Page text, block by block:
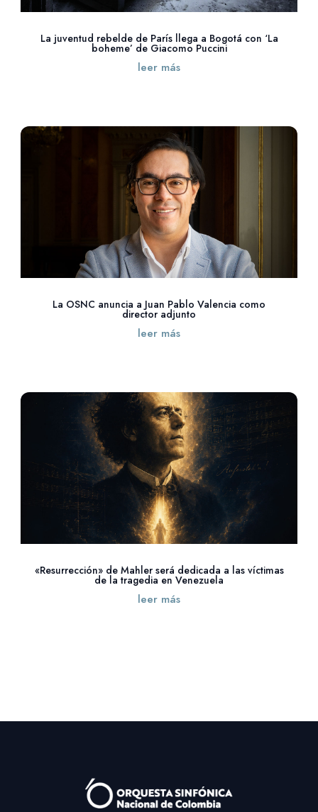
La juventud rebelde de París llega a Bogotá con ‘La
boheme’ de Giacomo Puccini
leer más
La OSNC anuncia a Juan Pablo Valencia como
director adjunto
leer más
«Resurrección» de Mahler será dedicada a las víctimas
de la tragedia en Venezuela
leer más